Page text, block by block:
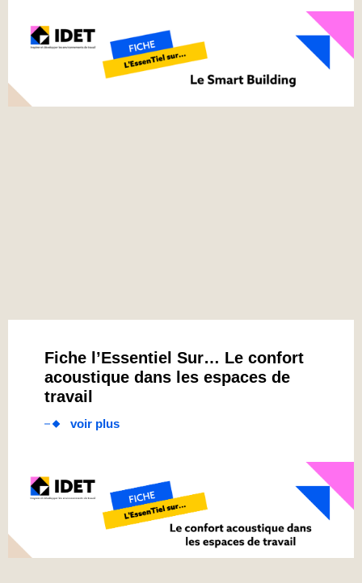
Fiche l’Essentiel Sur… Le confort
acoustique dans les espaces de
travail
voir plus